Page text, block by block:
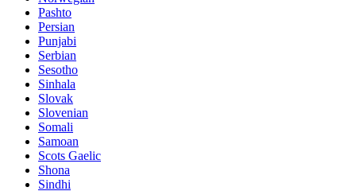
Pashto
Persian
Punjabi
Serbian
Sesotho
Sinhala
Slovak
Slovenian
Somali
Samoan
Scots Gaelic
Shona
Sindhi